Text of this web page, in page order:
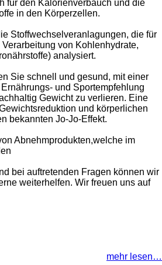
für den Kalorienverbauch und die
in den Körperzellen.
Stoffwechselveranlagungen, die für
von Kohlenhydrate,
analysiert.
Sie schnell und gesund, mit einer
und Sportempfehlung
Gewicht zu verlieren. Eine
und körperlichen
bekannten Jo-Jo-Effekt.
Abnehmprodukten,welche im
bei auftretenden Fragen können wir
weiterhelfen. Wir freuen uns auf
mehr lesen…